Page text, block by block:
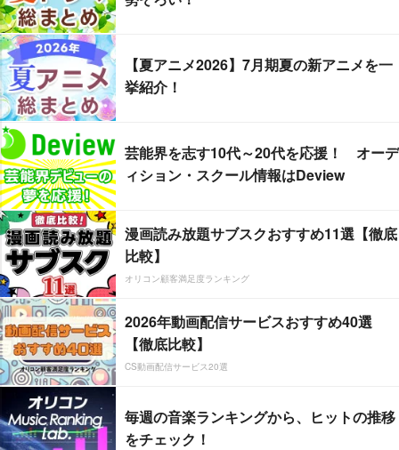
【夏アニメ2026】7月期夏の新アニメを一
挙紹介！
芸能界を志す10代～20代を応援！ オーデ
ィション・スクール情報はDeview
漫画読み放題サブスクおすすめ11選【徹底
比較】
オリコン顧客満足度ランキング
2026年動画配信サービスおすすめ40選
【徹底比較】
CS動画配信サービス20選
毎週の音楽ランキングから、ヒットの推移
をチェック！